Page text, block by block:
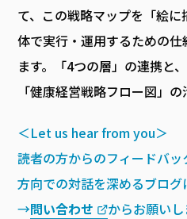
て、この戦略マップを「絵
体で実行・運用するための
ます。「4つの層」の連携と
「健康経営戦略フロー図」
＜Let us hear from you＞
読者の方からのフィードバ
方向での対話を深めるブログ
→問い合わせ からお願いし